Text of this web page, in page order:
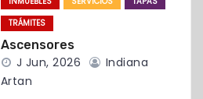
TRÁMITES
Ascensores
J Jun, 2026
Indiana
Artan